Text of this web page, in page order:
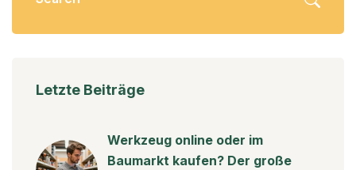
Letzte Beiträge
Werkzeug online oder im
Baumarkt kaufen? Der große